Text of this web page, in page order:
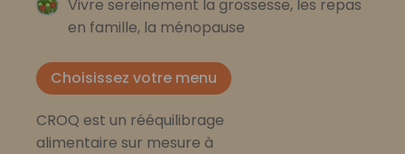
Vivre sereinement la grossesse, les repas
en famille, la ménopause
Choisissez votre menu
CROQ est un rééquilibrage
alimentaire sur mesure à